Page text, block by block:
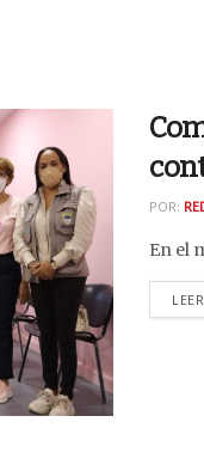
POR:
En el